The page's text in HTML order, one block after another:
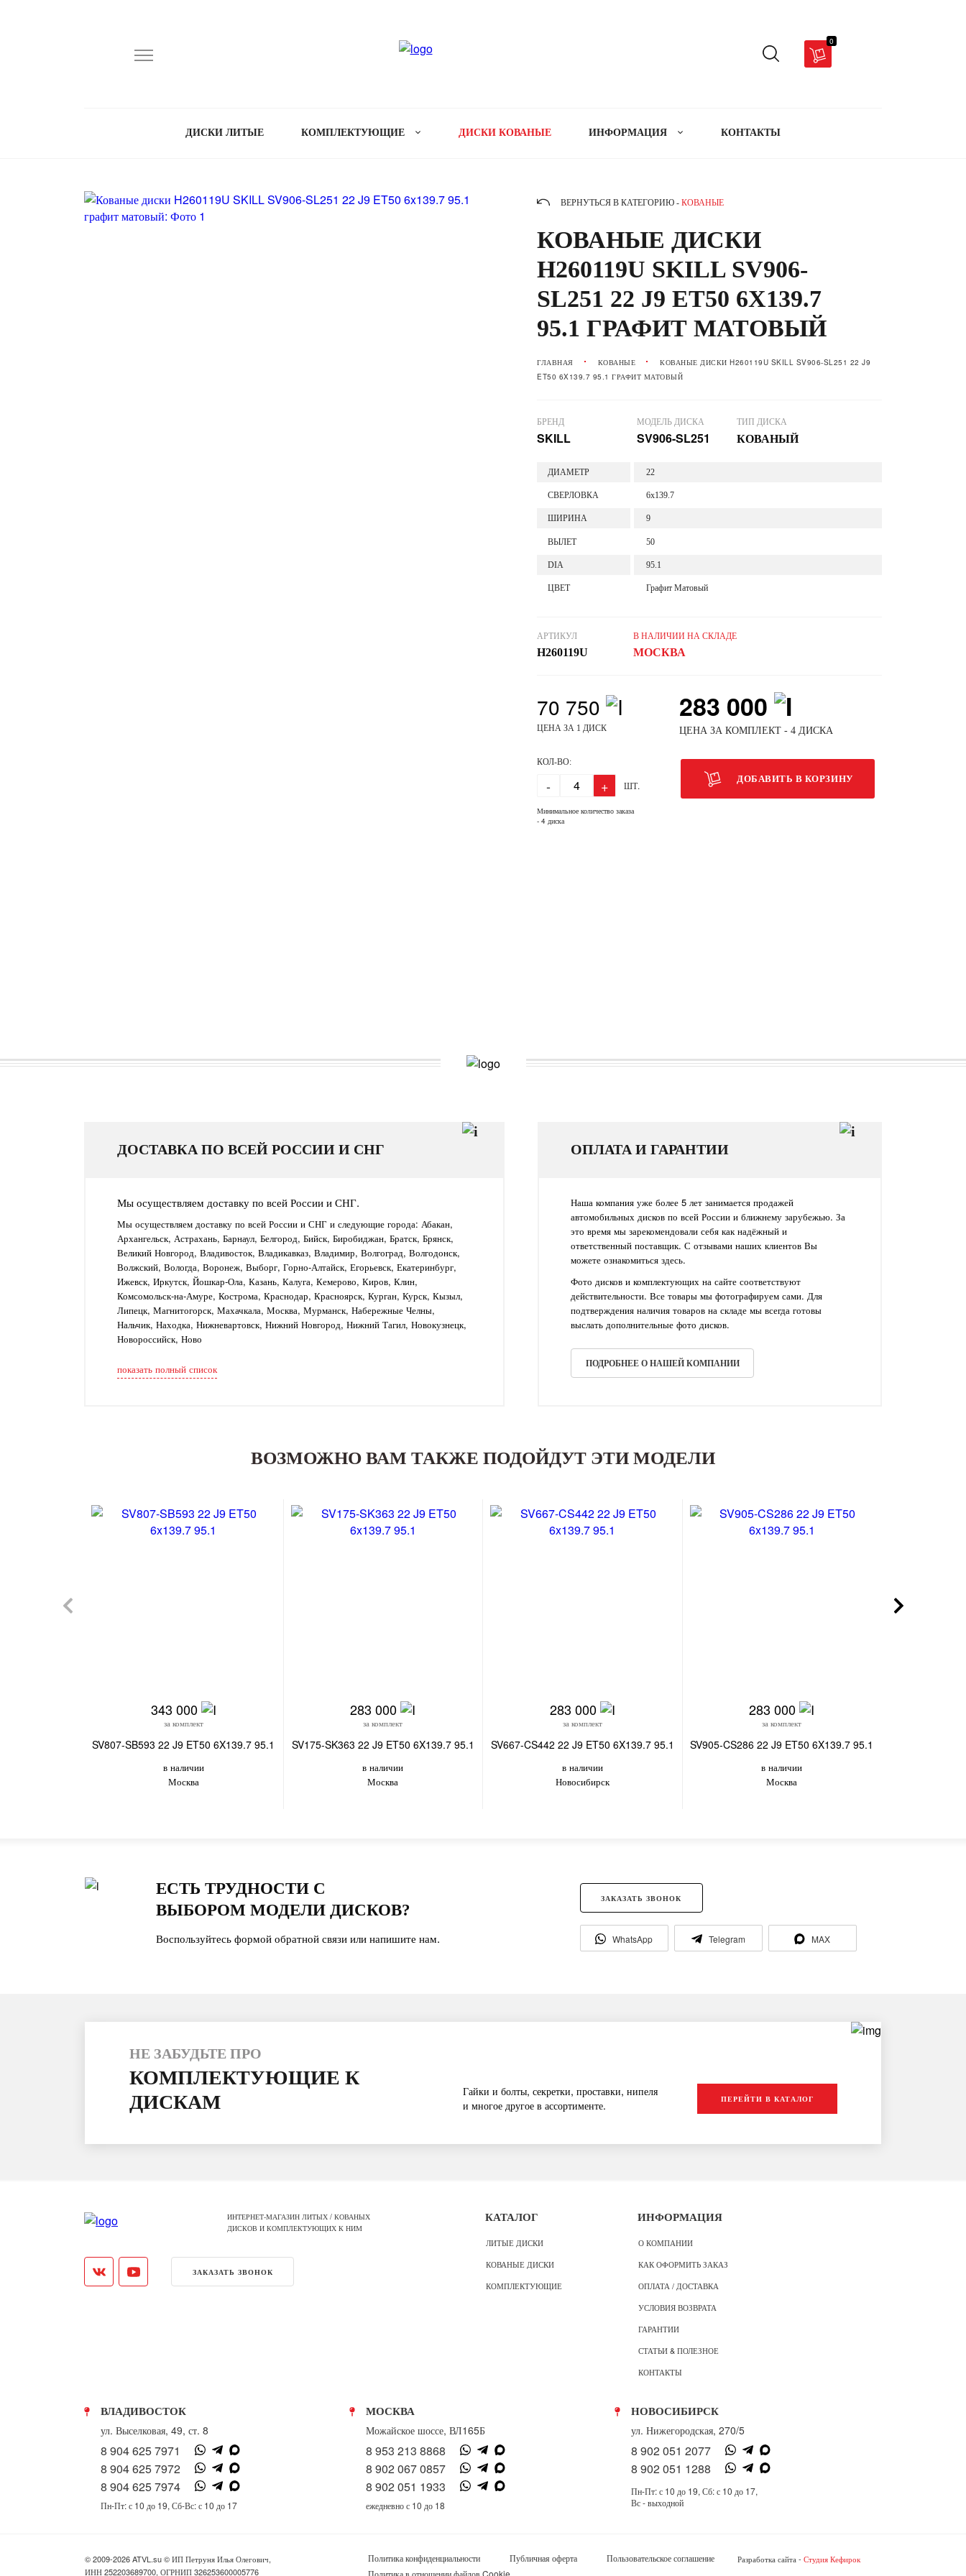
0
ДИСКИ ЛИТЫЕ КОМПЛЕКТУЮЩИЕ ДИСКИ КОВАНЫЕ ИНФОРМАЦИЯ КОНТАКТЫ
ВЕРНУТЬСЯ В КАТЕГОРИЮ - КОВАНЫЕ
КОВАНЫЕ ДИСКИ
H260119U SKILL SV906-
SL251 22 J9 ET50 6X139.7
95.1 ГРАФИТ МАТОВЫЙ
ГЛАВНАЯ КОВАНЫЕ
КОВАНЫЕ ДИСКИ H260119U SKILL SV906-SL251 22 J9
ET50 6X139.7 95.1 ГРАФИТ МАТОВЫЙ
БРЕНД
SKILL
МОДЕЛЬ ДИСКА
SV906-SL251
ТИП ДИСКА
КОВАНЫЙ
ДИАМЕТР 22
СВЕРЛОВКА 6x139.7
ШИРИНА 9
ВЫЛЕТ 50
DIA 95.1
ЦВЕТ Графит Матовый
АРТИКУЛ
H260119U
В НАЛИЧИИ НА СКЛАДЕ
МОСКВА
70 750
ЦЕНА ЗА 1 ДИСК
283 000
ЦЕНА ЗА КОМПЛЕКТ - 4 ДИСКА
КОЛ-ВО:
- + ШТ.
Минимальное количество заказа
- 4 диска
ДОБАВИТЬ В КОРЗИНУ
ДОСТАВКА ПО ВСЕЙ РОССИИ И СНГ
Мы осуществляем доставку по всей России и СНГ.
Мы осуществляем доставку по всей России и СНГ и следующие города: Абакан,
Архангельск, Астрахань, Барнаул, Белгород, Бийск, Биробиджан, Братск, Брянск,
Великий Новгород, Владивосток, Владикавказ, Владимир, Волгоград, Волгодонск,
Волжский, Вологда, Воронеж, Выборг, Горно-Алтайск, Егорьевск, Екатеринбург,
Ижевск, Иркутск, Йошкар-Ола, Казань, Калуга, Кемерово, Киров, Клин,
Комсомольск-на-Амуре, Кострома, Краснодар, Красноярск, Курган, Курск, Кызыл,
Липецк, Магнитогорск, Махачкала, Москва, Мурманск, Набережные Челны,
Нальчик, Находка, Нижневартовск, Нижний Новгород, Нижний Тагил, Новокузнецк,
Новороссийск, Ново
показать полный список
ОПЛАТА И ГАРАНТИИ
Наша компания уже более 5 лет занимается продажей
автомобильных дисков по всей России и ближнему зарубежью. За
это время мы зарекомендовали себя как надёжный и
ответственный поставщик. С отзывами наших клиентов Вы
можете ознакомиться здесь.
Фото дисков и комплектующих на сайте соответствуют
действительности. Все товары мы фотографируем сами. Для
подтверждения наличия товаров на складе мы всегда готовы
выслать дополнительные фото дисков.
ПОДРОБНЕЕ О НАШЕЙ КОМПАНИИ
ВОЗМОЖНО ВАМ ТАКЖЕ ПОДОЙДУТ ЭТИ МОДЕЛИ
343 000
за комплект
SV807-SB593 22 J9 ET50 6X139.7 95.1
в наличии
Москва
283 000
за комплект
SV175-SK363 22 J9 ET50 6X139.7 95.1
в наличии
Москва
283 000
за комплект
SV667-CS442 22 J9 ET50 6X139.7 95.1
в наличии
Новосибирск
283 000
за комплект
SV905-CS286 22 J9 ET50 6X139.7 95.1
в наличии
Москва
ЕСТЬ ТРУДНОСТИ С
ВЫБОРОМ МОДЕЛИ ДИСКОВ?
Воспользуйтесь формой обратной связи или напишите нам.
ЗАКАЗАТЬ ЗВОНОК
WhatsApp Telegram MAX
НЕ ЗАБУДЬТЕ ПРО
КОМПЛЕКТУЮЩИЕ К
ДИСКАМ
Гайки и болты, секретки, проставки, нипеля
и многое другое в ассортименте.
ПЕРЕЙТИ В КАТАЛОГ
ИНТЕРНЕТ-МАГАЗИН ЛИТЫХ / КОВАНЫХ
ДИСКОВ И КОМПЛЕКТУЮЩИХ К НИМ
ЗАКАЗАТЬ ЗВОНОК
КАТАЛОГ
ЛИТЫЕ ДИСКИ
КОВАНЫЕ ДИСКИ
КОМПЛЕКТУЮЩИЕ
ИНФОРМАЦИЯ
О КОМПАНИИ
КАК ОФОРМИТЬ ЗАКАЗ
ОПЛАТА / ДОСТАВКА
УСЛОВИЯ ВОЗВРАТА
ГАРАНТИИ
СТАТЬИ & ПОЛЕЗНОЕ
КОНТАКТЫ
ВЛАДИВОСТОК
ул. Выселковая, 49, ст. 8
8 904 625 7971
8 904 625 7972
8 904 625 7974
Пн-Пт: с 10 до 19, Сб-Вс: с 10 до 17
МОСКВА
Можайское шоссе, ВЛ165Б
8 953 213 8868
8 902 067 0857
8 902 051 1933
ежедневно с 10 до 18
НОВОСИБИРСК
ул. Нижегородская, 270/5
8 902 051 2077
8 902 051 1288
Пн-Пт: с 10 до 19, Сб: с 10 до 17,
Вс - выходной
© 2009-2026 ATVL.su © ИП Петруня Илья Олегович,
ИНН 252203689700, ОГРНИП 326253600005776
Политика конфиденциальности Публичная оферта
Пользовательское соглашение
Разработка сайта - Студия Кефирок